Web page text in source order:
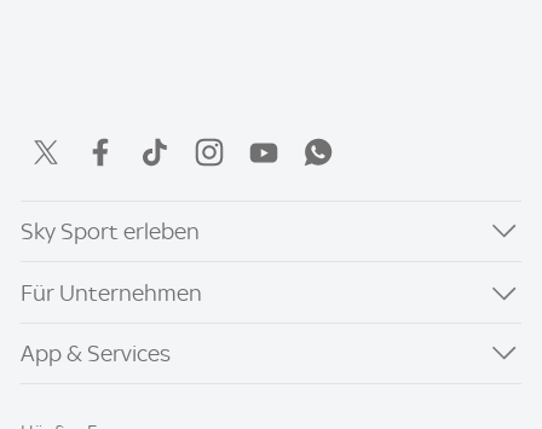
Sky Sport erleben
Für Unternehmen
App & Services